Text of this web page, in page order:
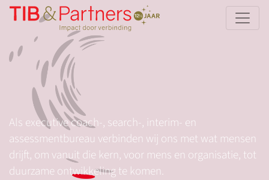
Als executive coach-, search-, interim- en
assessmentbureau verbinden wij ons met wat mensen
drijft, om vanuit die kern, voor mens en organisatie, tot
duurzame ontwikkeling te komen.